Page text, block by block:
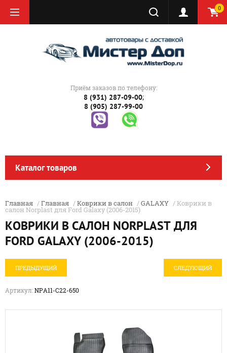
0
Приём заказов по телефону:
8 (931) 287-09-00;
8 (905) 287-99-00
Каталог товаров
Главная /Главная /Коврики в салон /GALAXY / Коврики в
салон Norplast для Ford Galaxy (2006-2015)
КОВРИКИ В САЛОН NORPLAST ДЛЯ
FORD GALAXY (2006-2015)
ПРЕДЫДУЩИЙ СЛЕДУЮЩИЙ
Артикул:NPA11-C22-650